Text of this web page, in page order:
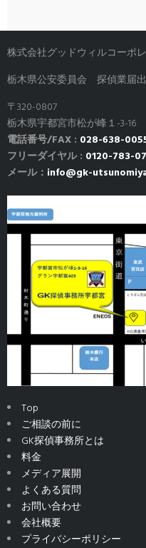
株式会社グッドウィルコーポ
栃木県公安委員会 探偵業届
〒320-0807
栃木県宇都宮市松が峰１-3-
電話番号/FAX : 028-638-
フリーダイヤル : 0120-783-
メール： info@gk-
Top
ご相談の前に
GK探偵事務所とは
料金
メディア展開
よくある質問
お問い合わせ
会社概要
プライバシーポリシー